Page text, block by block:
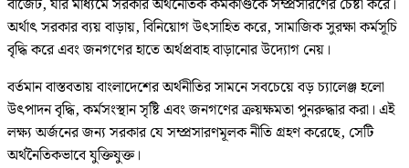
বাজেট, যার মাধ্যমে সরকার অর্থনৈতিক কর্মকাণ্ডকে সম্প্রসারণের চেষ্টা করে।
অর্থাৎ সরকার ব্যয় বাড়ায়, বিনিয়োগ উৎসাহিত করে, সামাজিক সুরক্ষা কর্মসূচি
বৃদ্ধি করে এবং জনগণের হাতে অর্থপ্রবাহ বাড়ানোর উদ্যোগ নেয়।
বর্তমান বাস্তবতায় বাংলাদেশের অর্থনীতির সামনে সবচেয়ে বড় চ্যালেঞ্জ হলো
উৎপাদন বৃদ্ধি, কর্মসংস্থান সৃষ্টি এবং জনগণের ক্রয়ক্ষমতা পুনরুদ্ধার করা। এই
লক্ষ্য অর্জনের জন্য সরকার যে সম্প্রসারণমূলক নীতি গ্রহণ করেছে, সেটি
অর্থনৈতিকভাবে যুক্তিযুক্ত।